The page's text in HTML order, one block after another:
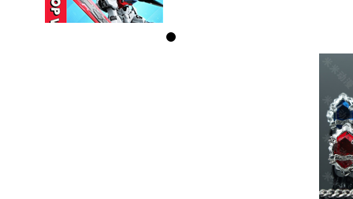
(NOBOX) PLAYMATES
BEN 10 ...